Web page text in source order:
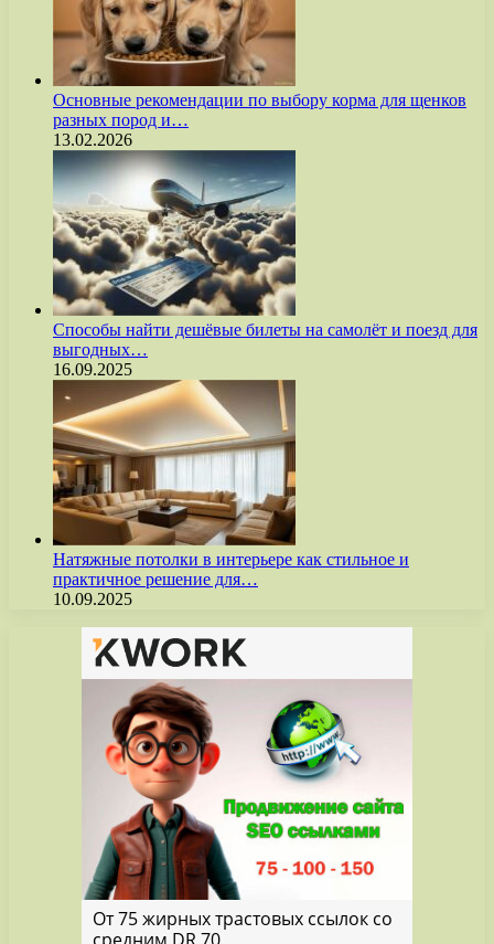
Основные рекомендации по выбору корма для щенков
разных пород и…
13.02.2026
Способы найти дешёвые билеты на самолёт и поезд для
выгодных…
16.09.2025
Натяжные потолки в интерьере как стильное и
практичное решение для…
10.09.2025